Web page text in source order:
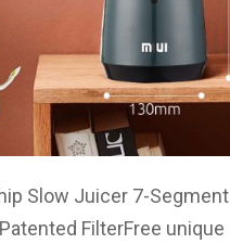
Slow Juicer 7-Segment
FilterFree